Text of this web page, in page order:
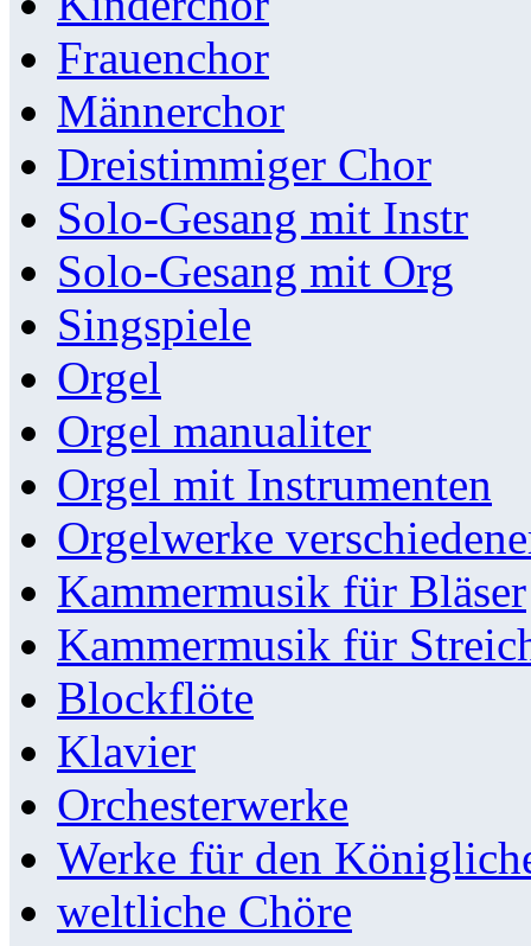
Frauenchor
Männerchor
Dreistimmiger Chor
Solo-Gesang mit Instr
Solo-Gesang mit Org
Singspiele
Orgel
Orgel manualiter
Orgel mit Instrumenten
Orgelwerke
Kammermusik für Bläser
Kammermusik für
Blockflöte
Klavier
Orchesterwerke
Werke für den
weltliche Chöre